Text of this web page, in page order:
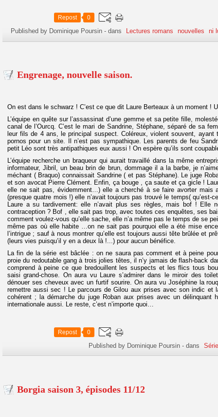
Repost 0
Published by Dominique Poursin -dans Lectures romans nouvelles ni
Engrenage, nouvelle saison.
On est dans le schwarz ! C’est ce que dit Laure Berteaux à un moment !
L’équipe en quête sur l’assassinat d’une gemme et sa petite fille,
canal de l’Ourcq. C’est le mari de Sandrine, Stéphane, séparé de sa
leur fils de 4 ans, le principal suspect. Coléreux, violent souvent, ayant
pornos pour un site. Il n’est pas sympathique. Les parents de feu
petit Léo sont très antipathiques eux aussi ! On espère qu’ils sont
L’équipe recherche un braqueur qui aurait travaillé dans la même
informateur, Jibril, un beau brin de brun, dommage il a la barbe, je
méchant ( Braquo) connaissait Sandrine ( et pas Stéphane). Le juge
et son avocat Pierre Clément. Enfin, ça bouge , ça saute et ça gicle !
elle ne sait pas, évidemment…) elle a cherché à se faire avorter mais
(presque quatre mois !) elle n’avait toujours pas trouvé le temps( qu’est-
Laure a su tardivement: elle n’avait plus ses règles, mais bof ! Elle
contraception ? Bof , elle sait pas trop, avec toutes ces enquêtes, ses
comment voulez-vous qu’elle sache, elle n’a même pas le temps de se
même pas où elle habite …on ne sait pas pourquoi elle a été mise
l’intrigue ; sauf à nous montrer qu’elle est toujours aussi tête brûlée et
(leurs vies puisqu’il y en a deux là !...) pour aucun bénéfice.
La fin de la série est bâclée : on ne saura pas comment et à peine
proie du redoutable gang à trois jolies têtes, il n’y jamais de flash-back
comprend à peine ce que bredouillent les suspects et les flics tous
saisi grand-chose. On aura vu Laure s’admirer dans le miroir des
dénouer ses cheveux avec un furtif sourire. On aura vu Joséphine la
remettre aussi sec ! Le parcours de Gilou aux prises avec son indic et
cohérent ; la démarche du juge Roban aux prises avec un délinquant
internationale aussi. Le reste, c’est n’importe quoi…
Repost 0
Published by Dominique Poursin -dans Série
Borgia saison 3, épisodes 11/12